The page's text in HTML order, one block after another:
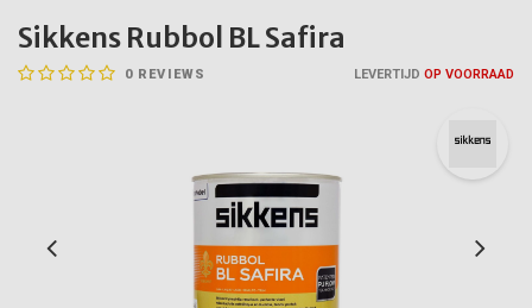
Sikkens Rubbol BL Safira
0 REVIEWS LEVERTIJD OP VOORRAAD